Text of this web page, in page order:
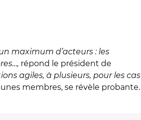
maximum d’acteurs : les
répond le président de
agiles, à plusieurs, pour les cas
membres, se révèle probante.